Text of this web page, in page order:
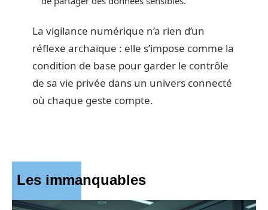
La vigilance numérique n’a rien d’un
réflexe archaïque : elle s’impose comme la
condition de base pour garder le contrôle
de sa vie privée dans un univers connecté
où chaque geste compte.
Les immanquables